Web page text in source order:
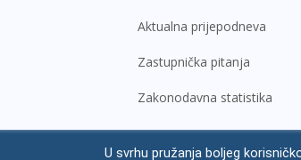
Aktualna prijepodneva
Zastupnička pitanja
Zakonodavna statistika
U svrhu pružanja boljeg